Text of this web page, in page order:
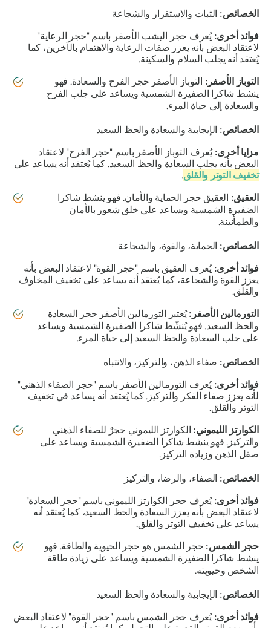
الخصائص: الثبات والاستقرار والشجاعة
فوائد أخرى:يُعرف حجر اليشب الأصفر باسم "حجر الرعاية"
لاعتقاد البعض بأنه يعزز صفات الرعاية والاهتمام بالآخرين، كما
يُعتقد أنه يجلب السلام والسكينة.
التوباز الأصفر:التوباز الأصفر حجر الفرح والسعادة. فهو
ينشط شاكرا الضفيرة الشمسية ويساعد على جلب الفرح
والسعادة إلى حياة المرء.
الخصائص: الإيجابية والسعادة والحظ السعيد
مزايا أخرى:يُعرف التوباز الأصفر باسم "حجر الفرح" لاعتقاد
البعض بأنه يجلب السعادة والحظ السعيد. كما يُعتقد أنه يساعد على
تخفيف التوتر والقلق.
العقيق:العقيق حجر الحماية والأمان. فهو ينشط شاكرا
الضفيرة الشمسية ويساعد على خلق شعور بالأمان
والطمأنينة.
الخصائص: الحماية، والقوة، والشجاعة
فوائد أخرى:يُعرف العقيق باسم "حجر القوة" لاعتقاد البعض بأنه
يعزز القوة والشجاعة، كما يُعتقد أنه يساعد على تخفيف المخاوف
والقلق.
التورمالين الأصفر:يُعتبر التورمالين الأصفر حجر السعادة
والحظ السعيد. فهو يُنشّط شاكرا الضفيرة الشمسية ويساعد
على جلب السعادة والحظ السعيد إلى حياة المرء.
الخصائص: صفاء الذهن، والتركيز، والانتباه
فوائد أخرى:يُعرف التورمالين الأصفر باسم "حجر الصفاء الذهني"
لأنه يعزز صفاء الفكر والتركيز. كما يُعتقد أنه يساعد في تخفيف
التوتر والقلق.
الكوارتز الليموني: الكوارتز الليموني حجرٌ للصفاء الذهني
والتركيز. فهو ينشط شاكرا الضفيرة الشمسية ويساعد على
صقل الذهن وزيادة التركيز.
الخصائص: الصفاء، والرضا، والتركيز
فوائد أخرى:يُعرف حجر الكوارتز الليموني باسم "حجر السعادة"
لاعتقاد البعض بأنه يعزز السعادة والحظ السعيد، كما يُعتقد أنه
يساعد على تخفيف التوتر والقلق.
حجر الشمس: حجر الشمس هو حجر الحيوية والطاقة. فهو
ينشط شاكرا الضفيرة الشمسية ويساعد على زيادة طاقة
الشخص وحيويته.
الخصائص: الإيجابية والسعادة والحظ السعيد
فوائد أخرى:يُعرف حجر الشمس باسم "حجر القوة" لاعتقاد البعض